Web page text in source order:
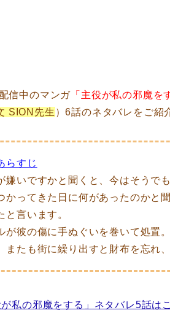
信中のマンガ 「主役が私の邪魔を
SION先生 ）6話のネタバレをご紹
らすじ
嫌いですかと聞くと、今はそうで
かってきた日に何があったのかと
と言います。
が彼の傷に手ぬぐいを巻いて処置。
またも街に繰り出すと財布を忘れ
が私の邪魔をする」ネタバレ5話は